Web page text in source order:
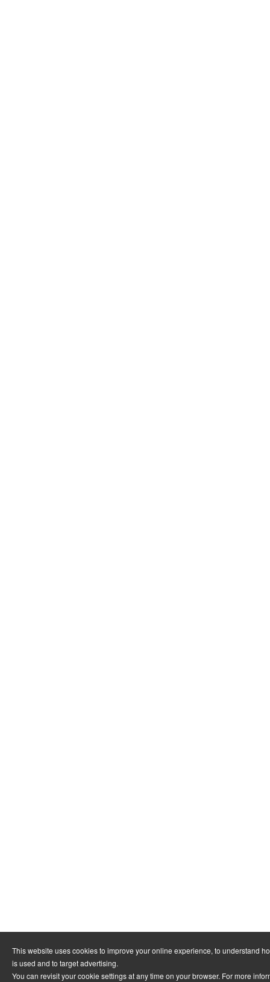
This website uses cookies to improve your online experience, to understand
is used and to target advertising.
You can revisit your cookie settings at any time on your browser. For more